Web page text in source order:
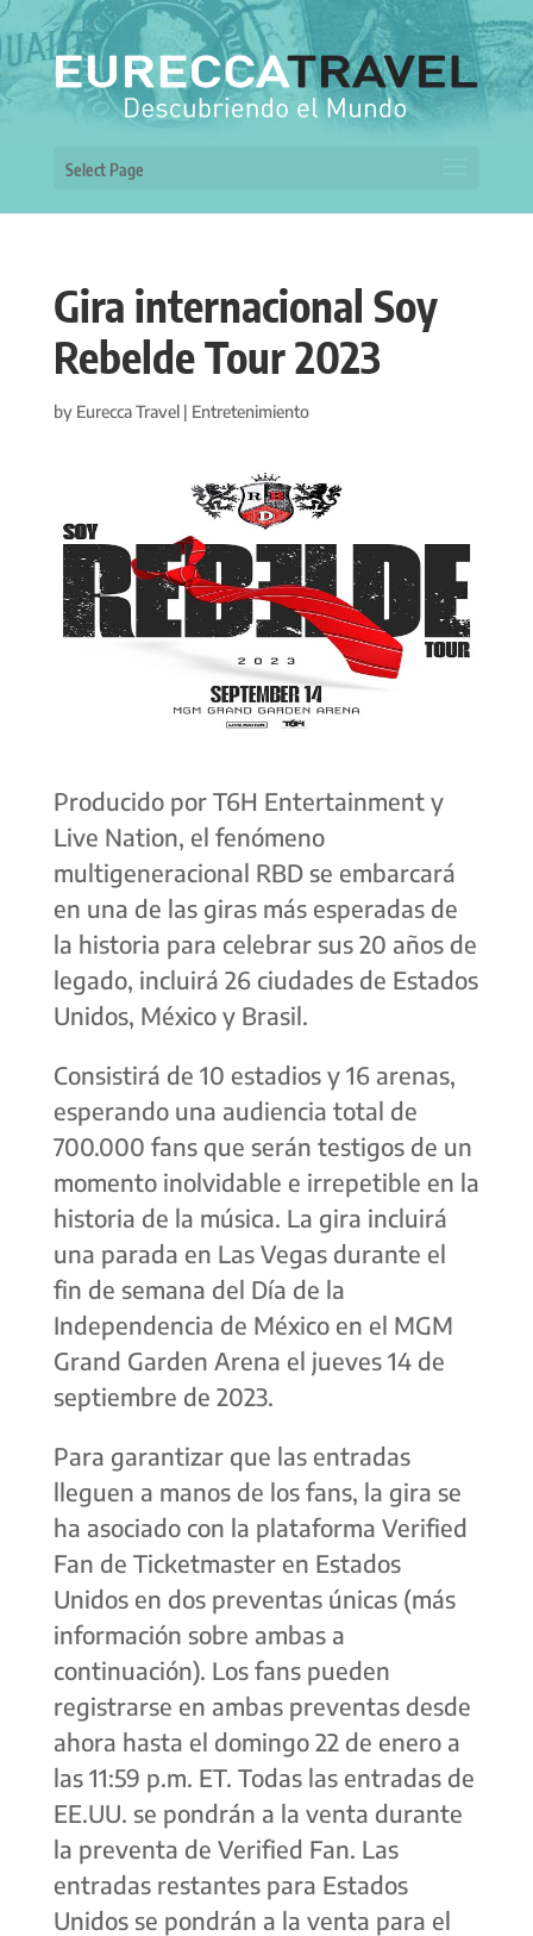
Select Page
Gira internacional Soy
Rebelde Tour 2023
by Eurecca Travel| Entretenimiento
Producido por T6H Entertainment y
Live Nation, el fenómeno
multigeneracional RBD se embarcará
en una de las giras más esperadas de
la historia para celebrar sus 20 años de
legado, incluirá 26 ciudades de Estados
Unidos, México y Brasil.
Consistirá de 10 estadios y 16 arenas,
esperando una audiencia total de
700.000 fans que serán testigos de un
momento inolvidable e irrepetible en la
historia de la música. La gira incluirá
una parada en Las Vegas durante el
fin de semana del Día de la
Independencia de México en el MGM
Grand Garden Arena el jueves 14 de
septiembre de 2023.
Para garantizar que las entradas
lleguen a manos de los fans, la gira se
ha asociado con la plataforma Verified
Fan de Ticketmaster en Estados
Unidos en dos preventas únicas (más
información sobre ambas a
continuación). Los fans pueden
registrarse en ambas preventas desde
ahora hasta el domingo 22 de enero a
las 11:59 p.m. ET. Todas las entradas de
EE.UU. se pondrán a la venta durante
la preventa de Verified Fan. Las
entradas restantes para Estados
Unidos se pondrán a la venta para el